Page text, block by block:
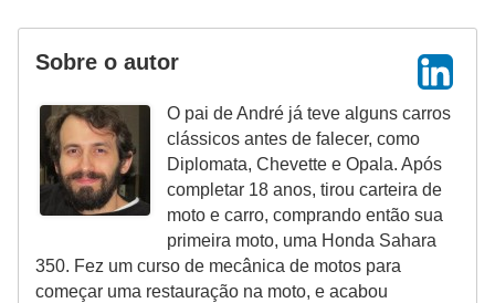
Sobre o autor
O pai de André já teve alguns carros
clássicos antes de falecer, como
Diplomata, Chevette e Opala. Após
completar 18 anos, tirou carteira de
moto e carro, comprando então sua
primeira moto, uma Honda Sahara
350. Fez um curso de mecânica de motos para
começar uma restauração na moto, e acabou